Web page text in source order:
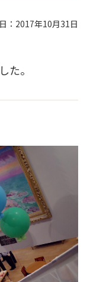
：2017年10月31日
た。